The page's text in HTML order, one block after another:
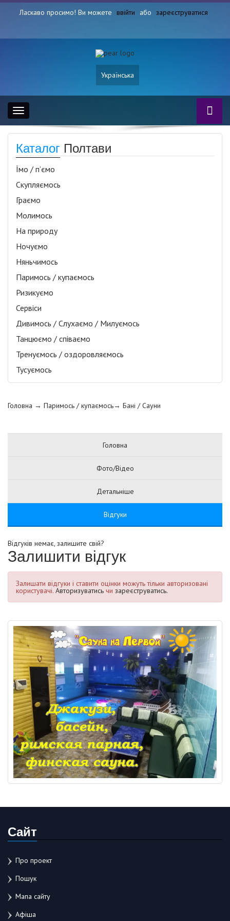
Ласкаво просимо! Ви можете ввійти або зареєструватися
Українська
Toggle
navigation
Каталог Полтави
Їмо / п’ємо
Скупляємось
Граємо
Молимось
На природу
Ночуємо
Няньчимось
Паримось / купаємось
Ризикуємо
Сервіси
Дивимось / Слухаємо / Милуємось
Танцюємо / співаємо
Тренуємось / оздоровляємось
Тусуємось
Головна → Паримось / купаємось→ Бані / Сауни
Головна
Фото/Відео
Детальніше
Відгуки
Відгуків немає, залишите свій?
Залишити відгук
Залишати відгуки і ставити оцінки можуть тільки авторизовані
користувачі. Авторизуватись чи зареєструватись.
Сайт
Про проект
Пошук
Мапа сайту
Афіша